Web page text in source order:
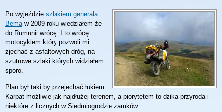
Po wyjeździe szlakiem generała
Bemaw 2009 roku wiedziałem że
do Rumunii wrócę. I to wrócę
motocyklem który pozwoli mi
zjechać z asfaltowych dróg, na
szutrowe szlaki których widziałem
sporo.
Plan był taki by przejechać łukiem
Karpat możliwie jak najdłużej terenem, a piorytetem to dzika przyroda i
niektóre z licznych w Siedmiogrodzie zamków.